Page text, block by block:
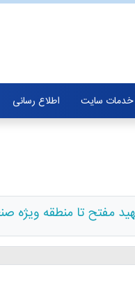
خدمات سایت اطلاع رسانی
مفتح تا منطقه ویژه